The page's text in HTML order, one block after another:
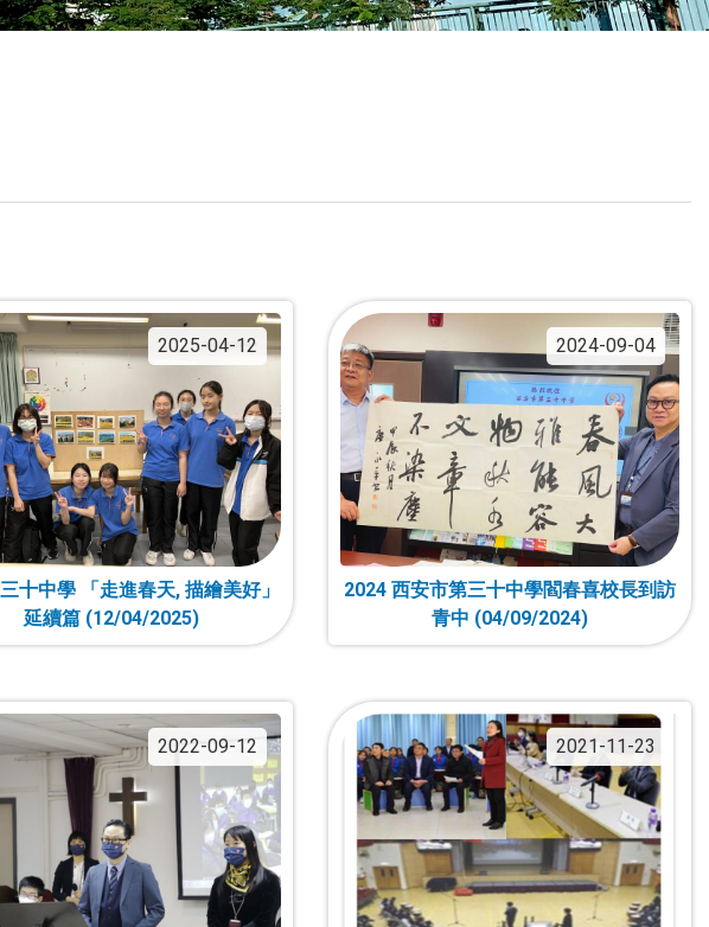
校曆表
2025-04-12
十中學 「走進春天, 描繪美好」
延續篇 (12/04/2025)
2024-09-04
2024 西安市第三十中學閻春喜校長到訪
青中 (04/09/2024)
2022-09-12 2021-11-23